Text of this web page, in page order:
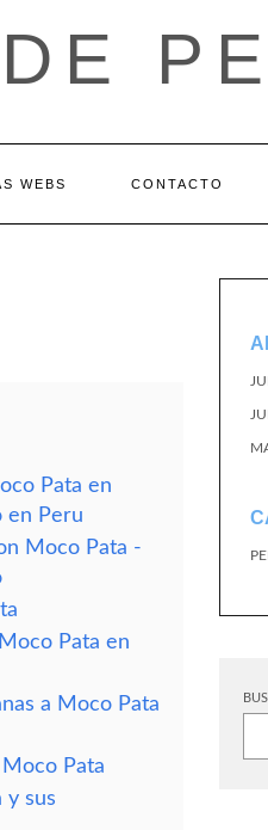
WEBS CONTACTO
Pata en
en Peru
Moco Pata -
Pata en
a Moco Pata
Pata
y sus